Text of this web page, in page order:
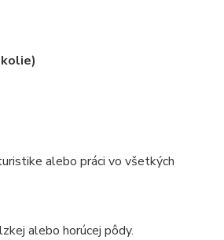
alebo práci vo všetkých
alebo horúcej pôdy.